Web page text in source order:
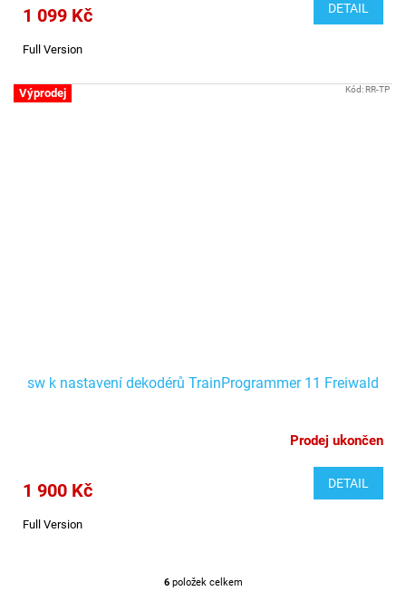
1 099 Kč DETAIL
Full Version
Výprodej
sw k nastavení dekodérů TrainProgrammer 11 Freiwald
Prodej ukončen
1 900 Kč DETAIL
Full Version
Kód:RR-TP
O
6položek celkem